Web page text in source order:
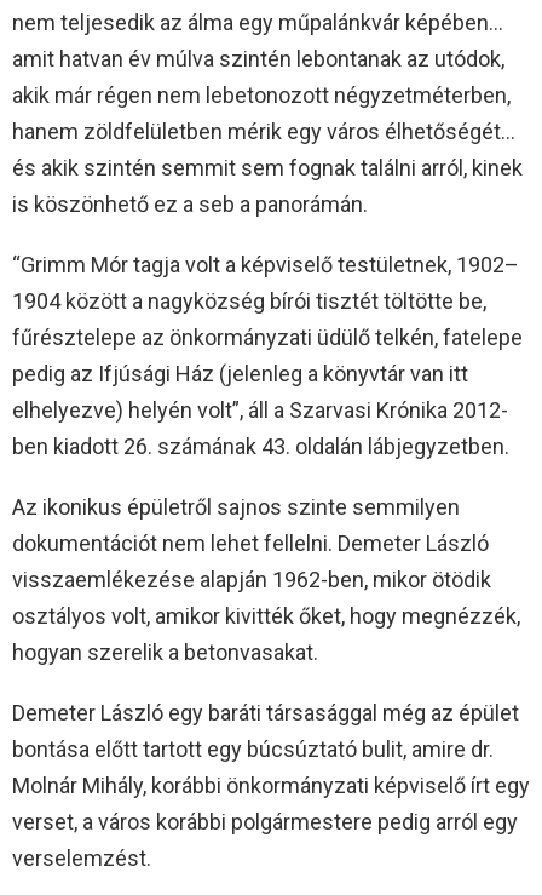
nem teljesedik az álma egy műpalánkvár képében…
amit hatvan év múlva szintén lebontanak az utódok,
akik már régen nem lebetonozott négyzetméterben,
hanem zöldfelületben mérik egy város élhetőségét…
és akik szintén semmit sem fognak találni arról, kinek
is köszönhető ez a seb a panorámán.
“Grimm Mór tagja volt a képviselő testületnek, 1902–
1904 között a nagyközség bírói tisztét töltötte be,
fűrésztelepe az önkormányzati üdülő telkén, fatelepe
pedig az Ifjúsági Ház (jelenleg a könyvtár van itt
elhelyezve) helyén volt”, áll a Szarvasi Krónika 2012-
ben kiadott 26. számának 43. oldalán lábjegyzetben.
Az ikonikus épületről sajnos szinte semmilyen
dokumentációt nem lehet fellelni. Demeter László
visszaemlékezése alapján 1962-ben, mikor ötödik
osztályos volt, amikor kivitték őket, hogy megnézzék,
hogyan szerelik a betonvasakat.
Demeter László egy baráti társasággal még az épület
bontása előtt tartott egy búcsúztató bulit, amire dr.
Molnár Mihály, korábbi önkormányzati képviselő írt egy
verset, a város korábbi polgármestere pedig arról egy
verselemzést.